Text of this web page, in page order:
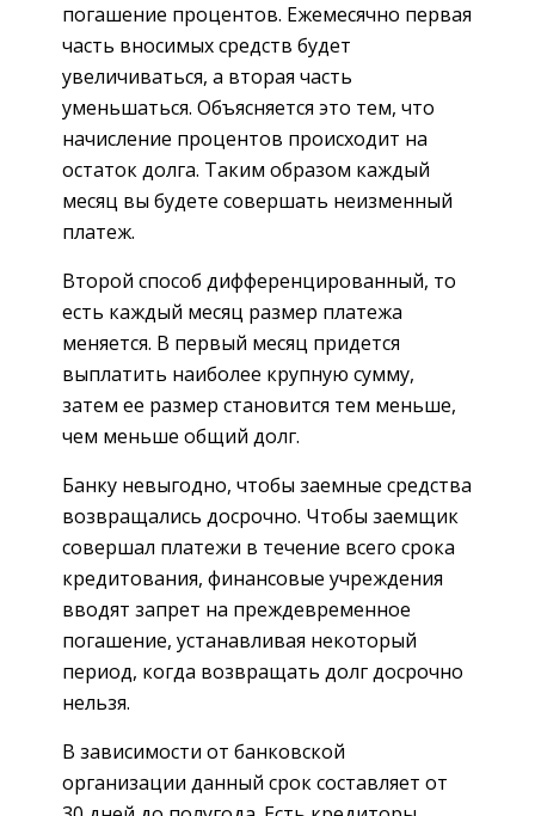
погашение процентов. Ежемесячно первая
часть вносимых средств будет
увеличиваться, а вторая часть
уменьшаться. Объясняется это тем, что
начисление процентов происходит на
остаток долга. Таким образом каждый
месяц вы будете совершать неизменный
платеж.
Второй способ дифференцированный, то
есть каждый месяц размер платежа
меняется. В первый месяц придется
выплатить наиболее крупную сумму,
затем ее размер становится тем меньше,
чем меньше общий долг.
Банку невыгодно, чтобы заемные средства
возвращались досрочно. Чтобы заемщик
совершал платежи в течение всего срока
кредитования, финансовые учреждения
вводят запрет на преждевременное
погашение, устанавливая некоторый
период, когда возвращать долг досрочно
нельзя.
В зависимости от банковской
организации данный срок составляет от